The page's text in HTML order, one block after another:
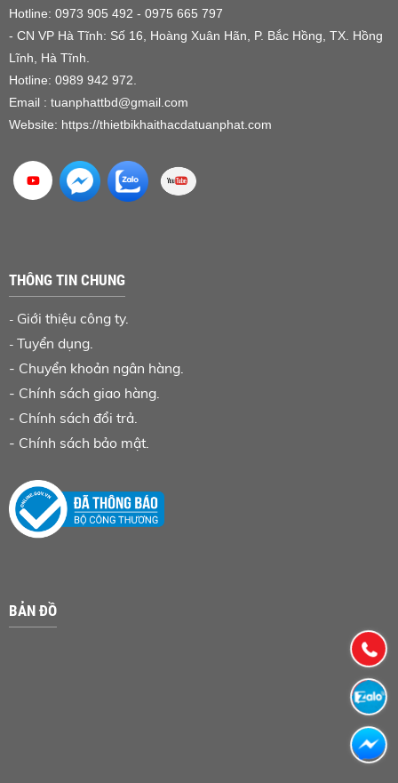
Hotline: 0973 905 492 - 0975 665 797
- CN VP Hà Tĩnh: Số 16, Hoàng Xuân Hãn, P. Bắc Hồng, TX. Hồng
Lĩnh, Hà Tĩnh.
Hotline: 0989 942 972.
Email : tuanphattbd@gmail.com
Website: https://thietbikhaithacdatuanphat.com
THÔNG TIN CHUNG
- Giới thiệu công ty.
- Tuyển dụng.
- Chuyển khoản ngân hàng
- Chính sách giao hàng.
- Chính sách đổi trả.
- Chính sách bảo mật.
BẢN ĐỒ